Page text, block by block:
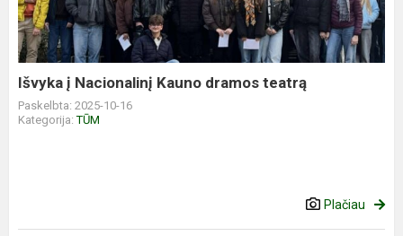
Išvyka į Nacionalinį Kauno dramos teatrą
Paskelbta: 2025-10-16
Kategorija:TŪM
Plačiau